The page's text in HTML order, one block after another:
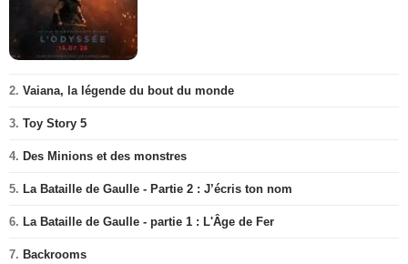
2. Vaiana, la légende du bout du monde
3. Toy Story 5
4. Des Minions et des monstres
5. La Bataille de Gaulle - Partie 2 : J’écris ton nom
6. La Bataille de Gaulle - partie 1 : L'Âge de Fer
7. Backrooms